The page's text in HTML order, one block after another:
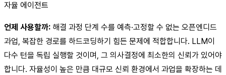
자율 에이전트
언제 사용할까: 해결 과정 단계 수를 예측·고정할 수 없는 오픈엔디드
과업, 복잡한 경로를 하드코딩하기 힘든 문제에 적합합니다. LLM이
다수 턴을 독립 실행할 것이며, 그 의사결정에 최소한의 신뢰가 있어야
합니다. 자율성이 높은 만큼 대규모 신뢰 환경에서 과업을 확장하는 데